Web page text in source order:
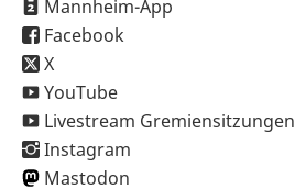
Mannheim-App
Facebook
X
YouTube
Livestream Gremiensitzungen
Instagram
Mastodon